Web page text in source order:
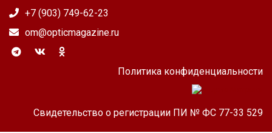
+7 (903) 749-62-23
om@opticmagazine.ru
Политика конфиденциальности
Свидетельство о регистрации ПИ № ФС 77-33 529